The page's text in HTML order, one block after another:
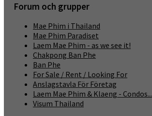
Forum och grupper
Mae Phim i Thailand
Mae Phim Paradiset
Laem Mae Phim - as we see it!
Chakpong Ban Phe
Ban Phe
For Sale / Rent / Looking For
Anslagstavla För Företag
Laem Mae Phim & Klaeng - Condos...
Visum Thailand